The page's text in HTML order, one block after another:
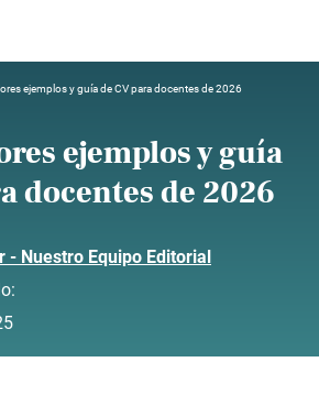
ejemplos y guía de CV para docentes de 2026
ejemplos y guía
docentes de 2026
- Nuestro Equipo Editorial